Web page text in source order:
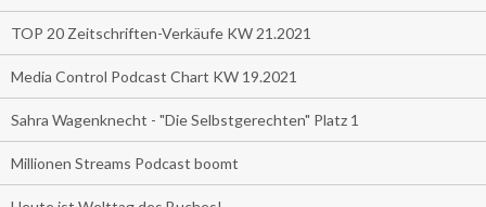
TOP 20 Zeitschriften-Verkäufe KW 21.2021
Media Control Podcast Chart KW 19.2021
Sahra Wagenknecht - "Die Selbstgerechten" Platz 1
Millionen Streams Podcast boomt